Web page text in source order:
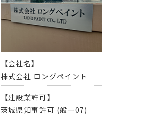
【会社名】
株式会社 ロングペイント
【建設業許可】
茨城県知事許可 (般ー07)